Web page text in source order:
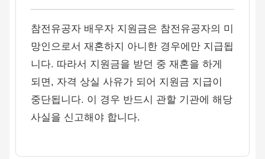
참전유공자 배우자 지원금은 참전유공자의 미
망인으로서 재혼하지 아니한 경우에만 지급됩
니다. 따라서 지원금을 받던 중 재혼을 하게
되면, 자격 상실 사유가 되어 지원금 지급이
중단됩니다. 이 경우 반드시 관할 기관에 해당
사실을 신고해야 합니다.